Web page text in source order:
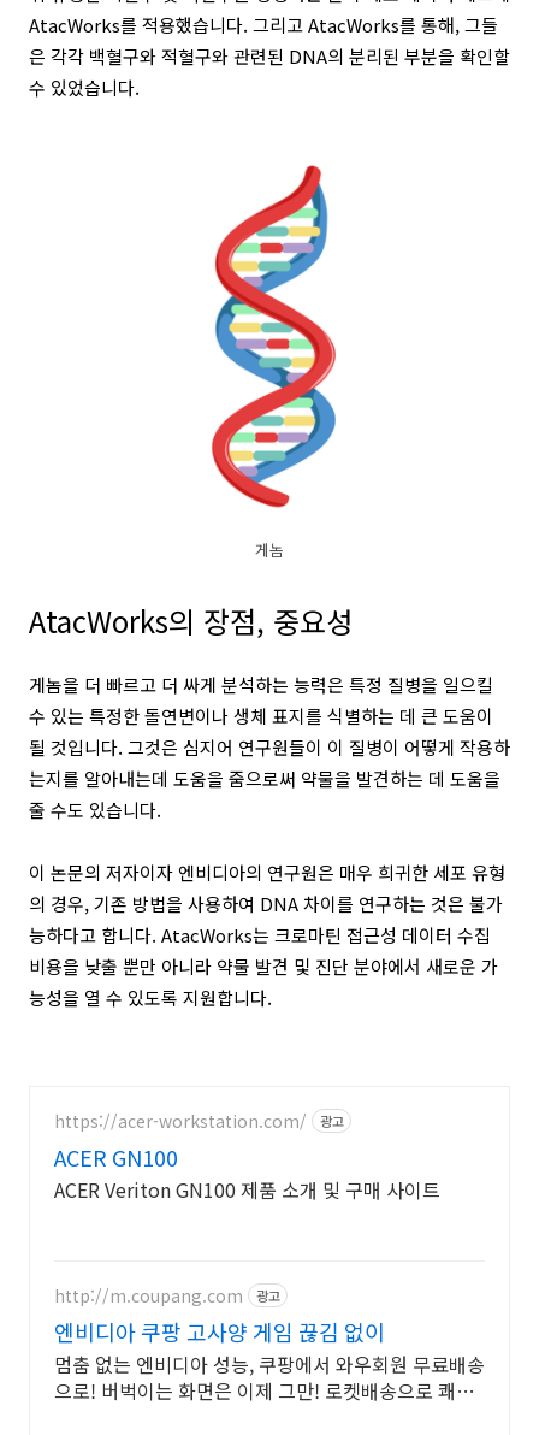
AtacWorks를 적용했습니다. 그리고 AtacWorks를 통해, 그들
은 각각 백혈구와 적혈구와 관련된 DNA의 분리된 부분을 확인할
수 있었습니다.
게놈
AtacWorks의 장점, 중요성
게놈을 더 빠르고 더 싸게 분석하는 능력은 특정 질병을 일으킬
수 있는 특정한 돌연변이나 생체 표지를 식별하는 데 큰 도움이
될 것입니다. 그것은 심지어 연구원들이 이 질병이 어떻게 작용하
는지를 알아내는데 도움을 줌으로써 약물을 발견하는 데 도움을
줄 수도 있습니다.
이 논문의 저자이자 엔비디아의 연구원은 매우 희귀한 세포 유형
의 경우, 기존 방법을 사용하여 DNA 차이를 연구하는 것은 불가
능하다고 합니다. AtacWorks는 크로마틴 접근성 데이터 수집
비용을 낮출 뿐만 아니라 약물 발견 및 진단 분야에서 새로운 가
능성을 열 수 있도록 지원합니다.
https://acer-workstation.com/ 광고
ACER GN100
ACER Veriton GN100 제품 소개 및 구매 사이트
http://m.coupang.com 광고
엔비디아 쿠팡 고사양 게임 끊김 없이
멈춤 없는 엔비디아 성능, 쿠팡에서 와우회원 무료배송
으로! 버벅이는 화면은 이제 그만! 로켓배송으로 쾌적